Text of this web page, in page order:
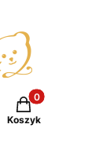
Produkty w
Koszyk